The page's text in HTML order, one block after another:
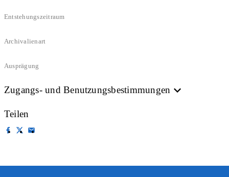
Entstehungszeitraum
Archivalienart
Ausprägung
Zugangs- und Benutzungsbestimmungen
Teilen